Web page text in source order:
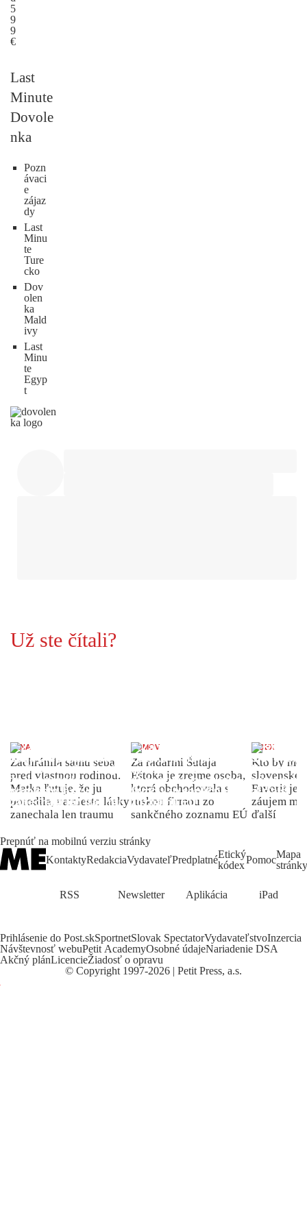
5
9
9
€
Last
Minute
Dovole
nka
Pozn
ávaci
e
zájaz
dy
Last
Minu
te
Ture
cko
Dov
olen
ka
Mald
ivy
Last
Minu
te
Egyp
t
Už ste čítali?
ŽENA
Zachránila samu seba
pred vlastnou rodinou.
Matka ľutuje, že ju
porodila, namiesto lásky
zanechala len traumu
DOMOV
Za radarmi Šutaja
Eštoka je zrejme osoba,
ktorá obchodovala s
ruskou firmou zo
sankčného zoznamu EÚ
INDEX
Kto by
slovenské
Favorit je
záujem
ďalší
Prepnúť na mobilnú verziu stránky
KontaktyRedakciaVydavateľPredplatnéEtický
kódexPomocMapa
stránky
RSS Newsletter Aplikácia iPad
Prihlásenie do Post.skSportnetSlovak SpectatorVydavateľstvoInzercia
Návštevnosť webuPetit AcademyOsobné údajeNariadenie DSA
Akčný plánLicencieŽiadosť o opravu
© Copyright 1997-2026 | Petit Press, a.s.